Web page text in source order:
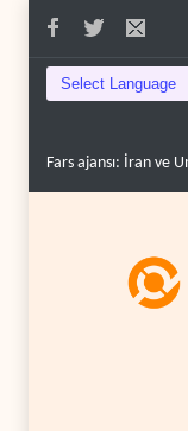
Fars ajansı: İran ve